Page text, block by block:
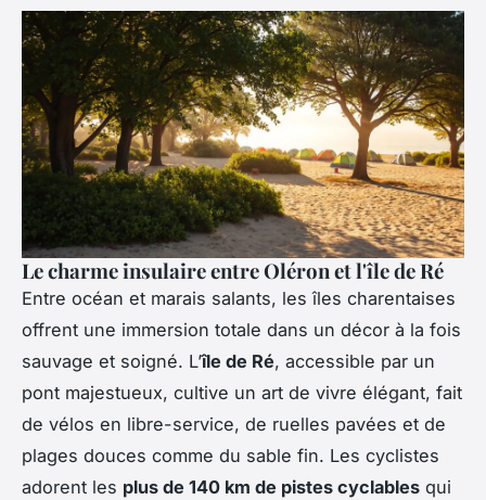
Le charme insulaire entre Oléron et l'île de Ré
Entre océan et marais salants, les îles charentaises
offrent une immersion totale dans un décor à la fois
sauvage et soigné. L’île de Ré, accessible par un
pont majestueux, cultive un art de vivre élégant, fait
de vélos en libre-service, de ruelles pavées et de
plages douces comme du sable fin. Les cyclistes
adorent les plus de 140 km de pistes cyclables qui